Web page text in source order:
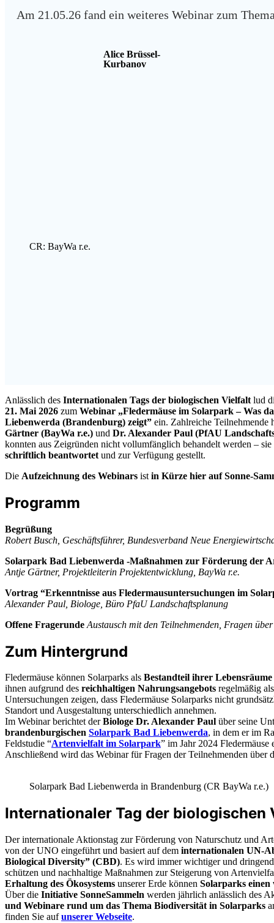
Am 21.05.26 fand ein weiteres Webinar zum
Alice Brüssel-
Kurbanov
CR: BayWa r.e.
Anlässlich des Internationalen Tags der biologischen Vielfalt lud
21. Mai 2026 zum Webinar „Fledermäuse im Solarpark – Was
Liebenwerda (Brandenburg) zeigt” ein. Zahlreiche Teilnehmende
Gärtner (BayWa r.e.) und Dr. Alexander Paul (PfAU
konnten aus Zeigründen nicht vollumfänglich behandelt werden –
schriftlich beantwortet und zur Verfügung gestellt.
Die Aufzeichnung des Webinars ist in Kürze hier auf Sonne-
Programm
Begrüßung
Robert Busch, Geschäftsführer, Bundesverband Neue
Solarpark Bad Liebenwerda -Maßnahmen zur Förderung der
Antje Gärtner, Projektleiterin Projektentwicklung, BayWa r.e.
Vortrag “Erkenntnisse aus Fledermausuntersuchungen im
Alexander Paul, Biologe, Büro PfaU Landschaftsplanung
Offene Fragerunde Austausch mit den Teilnehmenden, Fragen
Zum Hintergrund
Fledermäuse können Solarparks als Bestandteil ihrer Lebensräume
ihnen aufgrund des reichhaltigen Nahrungsangebots regelmäßig
Untersuchungen zeigen, dass Fledermäuse Solarparks nicht
Standort und Ausgestaltung unterschiedlich annehmen.
Im Webinar berichtet derBiologe Dr. Alexander Paul über seine
brandenburgischen Solarpark Bad Liebenwerda, in dem er im
Feldstudie “Artenvielfalt im Solarpark” im Jahr 2024 Fledermäuse
Anschließend wird das Webinar für Fragen der Teilnehmenden über
Solarpark Bad Liebenwerda in Brandenburg (CR BayWa r.e.)
Internationaler Tag der biologischen
Der internationale Aktionstag zur Förderung von Naturschutz und
von der UNO eingeführt und basiert auf dem internationalen UN-
Biological Diversity” (CBD). Es wird immer wichtiger und
schützen und nachhaltige Maßnahmen zur Steigerung von
Erhaltung des Ökosystems unserer Erde können Solarparks
Über die Initiative SonneSammeln werden jährlich anlässlich des
und Webinare rund um das Thema Biodiversität in Solarparks
finden Sie aufunserer Webseite.